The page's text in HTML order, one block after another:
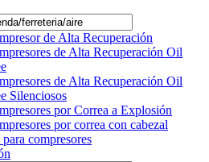
de Alta Recuperación
de Alta Recuperación Oil
de Alta Recuperación Oil
Silenciosos
por Correa a Explosión
por correa con cabezal
compresores